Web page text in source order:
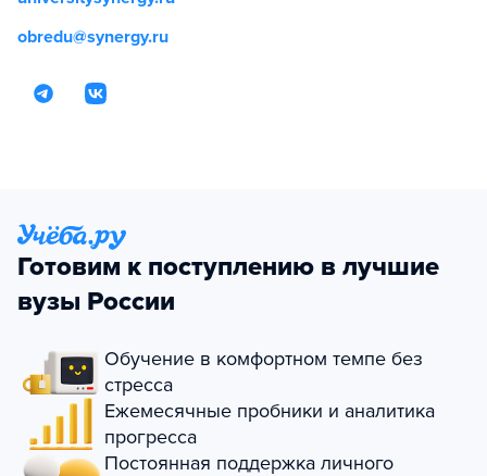
obredu@synergy.ru
Готовим к поступлению в лучшие
вузы России
Обучение в комфортном темпе без
стресса
Ежемесячные пробники и аналитика
прогресса
Постоянная поддержка личного